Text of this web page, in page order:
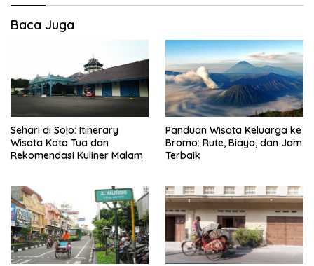
Baca Juga
Sehari di Solo: Itinerary
Wisata Kota Tua dan
Rekomendasi Kuliner Malam
Panduan Wisata Keluarga ke
Bromo: Rute, Biaya, dan Jam
Terbaik